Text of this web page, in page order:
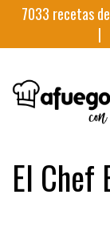
7033 recetas
|
El Chef